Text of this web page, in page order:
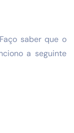
saber que o
a seguinte